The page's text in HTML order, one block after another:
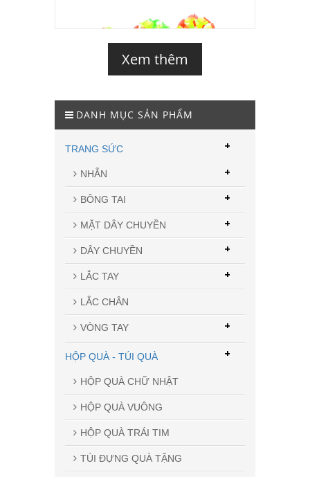
Xem thêm
DANH MỤC SẢN PHẨM
TRANG SỨC
NHẪN +
BÔNG TAI +
MẶT DÂY CHUYỀN +
DÂY CHUYỀN +
LẮC TAY +
LẮC CHÂN
VÒNG TAY +
+
HỘP QUÀ - TÚI QUÀ
HỘP QUÀ CHỮ NHẬT
HỘP QUÀ VUÔNG
HỘP QUÀ TRÁI TIM
TÚI ĐỰNG QUÀ TẶNG
+